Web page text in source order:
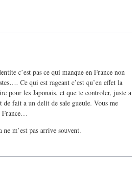
c’est pas ce qui manque en France non
Ce qui est rageant c’est qu’en effet la
pour les Japonais, et que te controler, juste a
de fait a un delit de sale gueule. Vous me
France…
m’est pas arrive souvent.